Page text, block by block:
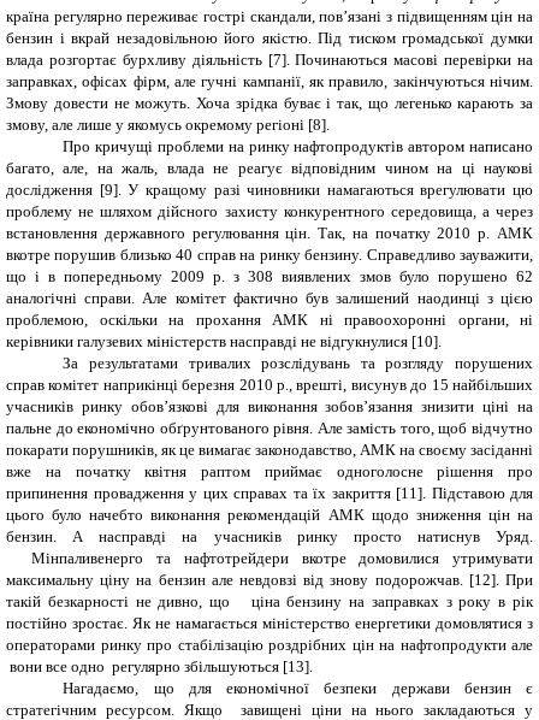
країна регулярно переживає гострі скандали, пов’язані з підвищенням цін на
бензин і вкрай незадовільною його якістю. Під тиском громадської думки
влада розгортає бурхливу діяльність [7]. Починаються масові перевірки на
заправках, офісах фірм, але гучні кампанії, як правило, закінчуються нічим.
Змову довести не можуть. Хоча зрідка буває і так, що легенько карають за
змову, але лише у якомусь окремому регіоні [8].
Про кричущі проблеми на ринку нафтопродуктів автором написано
багато, але, на жаль, влада не реагує відповідним чином на ці наукові
дослідження [9]. У кращому разі чиновники намагаються врегулювати цю
проблему не шляхом дійсного захисту конкурентного середовища, а через
встановлення державного регулювання цін. Так, на початку 2010 р. АМК
вкотре порушив близько 40 справ на ринку бензину. Справедливо зауважити,
що і в попередньому 2009 р. з 308 виявлених змов було порушено 62
аналогічні справи. Але комітет фактично був залишений наодинці з цією
проблемою, оскільки на прохання АМК ні правоохоронні органи, ні
керівники галузевих міністерств насправді не відгукнулися [10].
За результатами тривалих розслідувань та розгляду порушених
справ комітет наприкінці березня 2010 р., врешті, висунув до 15 найбільших
учасників ринку обов’язкові для виконання зобов’язання знизити ціні на
пальне до економічно обґрунтованого рівня. Але замість того, щоб відчутно
покарати порушників, як це вимагає законодавство, АМК на своєму засіданні
вже на початку квітня раптом приймає одноголосне рішення про
припинення провадження у цих справах та їх закриття [11]. Підставою для
цього було начебто виконання рекомендацій АМК щодо зниження цін на
бензин. А насправді на учасників ринку просто натиснув Уряд.
Мінпаливенерго та нафтотрейдери вкотре домовилися утримувати
максимальну ціну на бензин але невдовзі від знову подорожчав. [1 2].При
такій безкарності не дивно, що ціна бензину на заправках з року в рік
постійно зростає. Як не намагається міністерство енергетики домовлятися з
операторами ринку про стабілізацію роздрібних цін на нафтопродукти але
вони все одно регулярно збільшуються [13].
Нагадаємо, що для економічної безпеки держави бензин є
стратегічним ресурсом. Якщо завищені ціни на нього закладаються у